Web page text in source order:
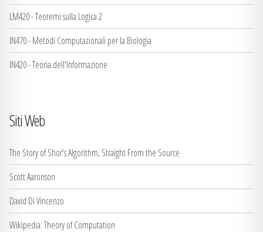
LM420 - Teoremi sulla Logica 2
IN470 - Metodi Computazionali per la Biologia
IN420 - Teoria dell'Informazione
Siti Web
The Story of Shor's Algorithm, Straight From the Source
Scott Aaronson
David Di Vincenzo
Wikipedia: Theory of Computation